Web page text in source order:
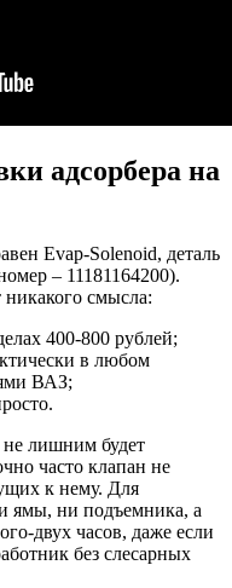
адсорбера на
Evap-Solenoid, деталь
– 11181164200).
никакого смысла:
400-800 рублей;
в любом
ВАЗ;
не лишним будет
часто клапан не
к нему. Для
ямы, ни подъемника, а
двух часов, даже если
без слесарных